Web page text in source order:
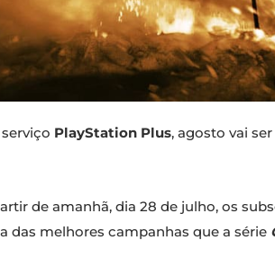
PlayStation Plus, agosto vai
de amanhã, dia 28 de julho, os
das melhores campanhas que a série